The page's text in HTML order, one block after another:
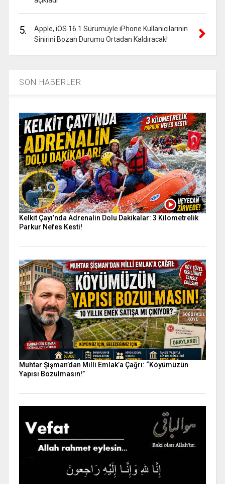
5.
Apple, iOS 16.1 Sürümüyle iPhone Kullanıcılarının
Sinirini Bozan Durumu Ortadan Kaldıracak!
SON HABERLER
Kelkit Çayı’nda Adrenalin Dolu Dakikalar: 3 Kilometrelik
Parkur Nefes Kesti!
Muhtar Şişman’dan Milli Emlak’a Çağrı: “Köyümüzün
Yapısı Bozulmasın!”